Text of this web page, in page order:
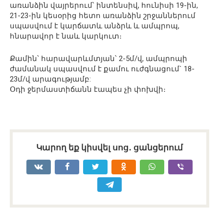
առանձին վայրերում՝ ինտենսիվ, հունիսի 19-ին,
21-23-ին կեսօրից հետո առանձին շրջաններում
սպասվում է կարճատև անձրև և ամպրոպ,
հնարավոր է նաև կարկուտ։
Քամին՝ հարավարևմտյան՝ 2-5մ/վ, ամպրոպի
ժամանակ սպասվում է քամու ուժգնացում` 18-
23մ/վ արագությամբ:
Օդի ջերմաստիճանն էապես չի փոխվի։
Կարող եք կիսվել սոց․ ցանցերում